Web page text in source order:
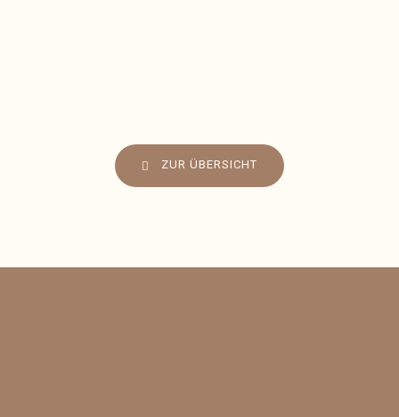
ZUR ÜBERSICHT